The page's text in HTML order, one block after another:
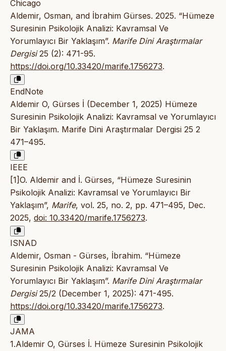
Chicago
Aldemir, Osman, and İbrahim Gürses. 2025. “Hümeze
Suresinin Psikolojik Analizi: Kavramsal Ve
Yorumlayıcı Bir Yaklaşım”. Marife Dini Araştırmalar
Dergisi25 (2): 471-95.
https://doi.org/10.33420/marife.1756273.
EndNote
Aldemir O, Gürses İ (December 1, 2025) Hümeze
Suresinin Psikolojik Analizi: Kavramsal ve Yorumlayıcı
Bir Yaklaşım. Marife Dini Araştırmalar Dergisi 25 2
471–495.
IEEE
[1]O. Aldemir and İ. Gürses, “Hümeze Suresinin
Psikolojik Analizi: Kavramsal ve Yorumlayıcı Bir
Yaklaşım”, Marife, vol. 25, no. 2, pp. 471–495, Dec.
2025, doi: 10.33420/marife.1756273.
ISNAD
Aldemir, Osman - Gürses, İbrahim. “Hümeze
Suresinin Psikolojik Analizi: Kavramsal Ve
Yorumlayıcı Bir Yaklaşım”. Marife Dini Araştırmalar
Dergisi25/2 (December 1, 2025): 471-495.
https://doi.org/10.33420/marife.1756273.
JAMA
1.Aldemir O, Gürses İ. Hümeze Suresinin Psikolojik